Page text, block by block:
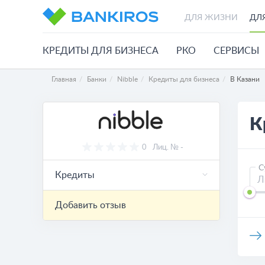
ДЛЯ ЖИЗНИ
КРЕДИТЫ ДЛЯ БИЗНЕСА РКО СЕРВИСЫ
Главная Банки Nibble Кредиты для бизнеса В Казани
0 Лиц. № -
Кредиты
Добавить отзыв